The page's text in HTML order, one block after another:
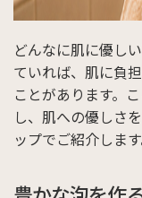
どんなに肌に優し
ていれば、肌に負
ことがあります。
し、肌への優しさ
ップでご紹介します